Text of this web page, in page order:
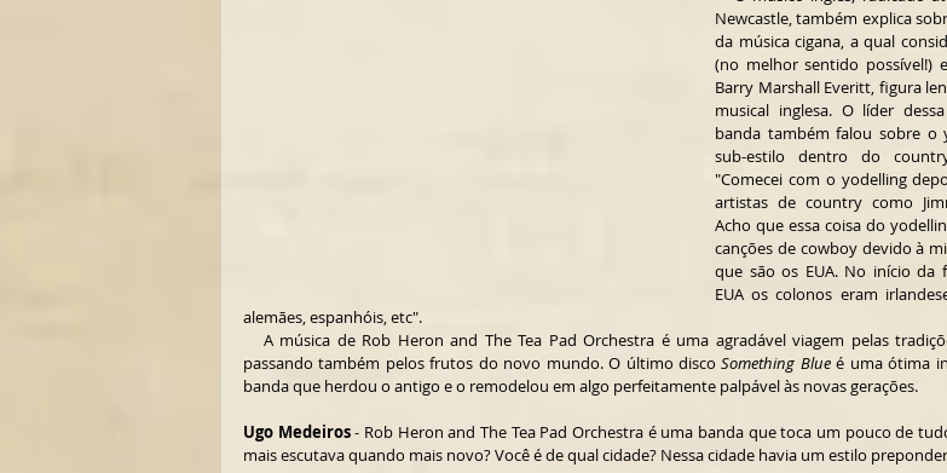
Newcastle, também explica
da música cigana, a qual
(no melhor sentido possível!)
Barry Marshall Everitt, figura
musical inglesa. O líder
banda também falou sobre o
sub-estilo dentro do
"Comecei com o yodelling
artistas de country como
Acho que essa coisa do
canções de cowboy devido à
que são os EUA. No início da
EUA os colonos eram
alemães, espanhóis, etc".
passando também pelos frutos do novo mundo. O último disco Something Blue é uma ótima
banda que herdou o antigo e o remodelou em algo perfeitamente palpável às novas gerações.
Ugo Medeiros - Rob Heron and The Tea Pad Orchestra é uma banda que toca um pouco de
mais escutava quando mais novo? Você é de qual cidade? Nessa cidade havia um estilo